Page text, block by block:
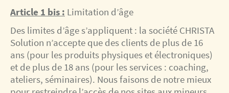
Article 1 bis : Limitation d’âge
Des limites d’âge s’appliquent : la société CHRISTA
Solution n’accepte que des clients de plus de 16
ans (pour les produits physiques et électroniques)
et de plus de 18 ans (pour les services : coaching,
ateliers, séminaires). Nous faisons de notre mieux